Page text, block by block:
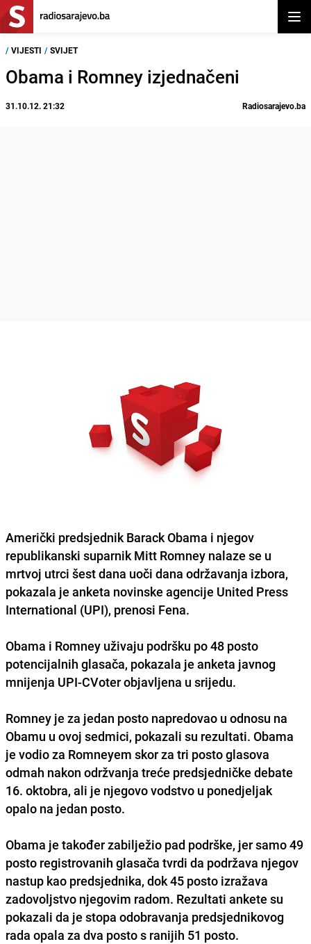
/ VIJESTI / SVIJET
Obama i Romney izjednačeni
31.10.12. 21:32 Radiosarajevo.ba
Američki predsjednik Barack Obama i njegov
republikanski suparnik Mitt Romney nalaze se u
mrtvoj utrci šest dana uoči dana održavanja izbora,
pokazala je anketa novinske agencije United Press
International (UPI), prenosi Fena.
Obama i Romney uživaju podršku po 48 posto
potencijalnih glasača, pokazala je anketa javnog
mnijenja UPI-CVoterobjavljena u srijedu.
Romney je za jedan posto napredovao u odnosu na
Obamu u ovoj sedmici, pokazali su rezultati. Obama
je vodio za Romneyem skor za tri posto glasova
odmah nakon održvanja treće predsjedničke debate
16. oktobra, ali je njegovo vodstvo u ponedjeljak
opalo na jedan posto.
Obama je također zabilježio pad podrške, jer samo 49
posto registrovanih glasača tvrdi da podržava njegov
nastup kao predsjednika, dok 45 posto izražava
zadovoljstvo njegovim radom. Rezultati ankete su
pokazali da je stopa odobravanja predsjednikovog
rada opala za dva posto s ranijih 51 posto.